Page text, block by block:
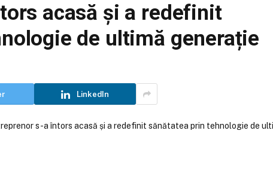
acasă și a redefinit
de ultimă generație
LinkedIn